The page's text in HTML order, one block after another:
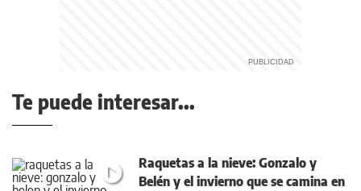
Te puede interesar...
Raquetas a la nieve: Gonzalo y
Belén y el invierno que se camina en